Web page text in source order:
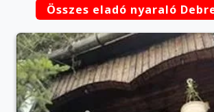
Összes eladó nyaraló